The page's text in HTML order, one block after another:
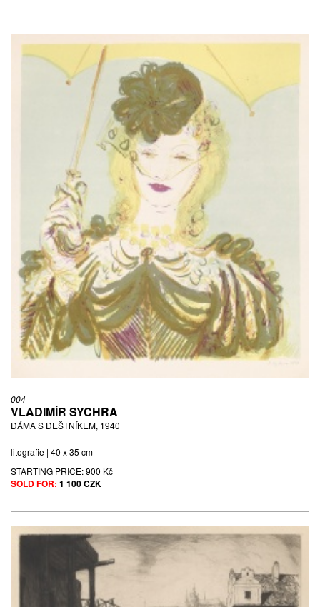
004
VLADIMÍR SYCHRA
DÁMA S DEŠTNÍKEM, 1940
litografie | 40 x 35 cm
STARTING PRICE:900 Kč
SOLD FOR: 1 100 CZK